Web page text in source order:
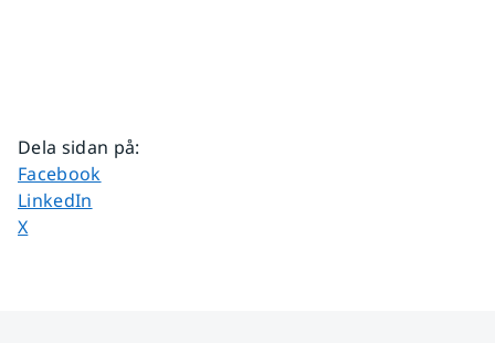
Dela sidan på:
Dela sidan på
Facebook
Dela sidan på
LinkedIn
Dela sidan på
X